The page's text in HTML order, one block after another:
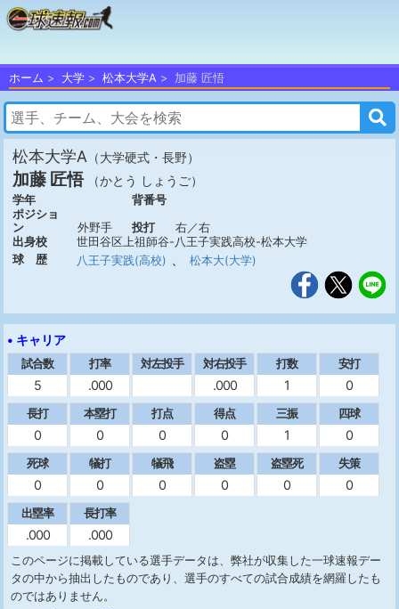
ホーム 大学 松本大学A 加藤 匠悟
松本大学A （大学硬式・長野）
加藤 匠悟 （かとう しょうご）
学年
背番号
ポジショ
ン
外野手 投打
右／右
出身校
世田谷区上祖師谷-八王子実践高校-松本大学
球 歴
八王子実践(高校) 、 松本大(大学)
• キャリア
試合数
5
打率
.000
対左投手 対右投手
.000
打数
1
安打
0
長打
0
本塁打
0
打点
0
得点
0
三振
1
四球
0
死球
0
犠打
0
犠飛
0
盗塁
0
盗塁死
0
失策
0
出塁率
.000
長打率
.000
このページに掲載している選手データは、弊社が収集した一球速報デー
タの中から抽出したものであり、選手のすべての試合成績を網羅したも
のではありません。